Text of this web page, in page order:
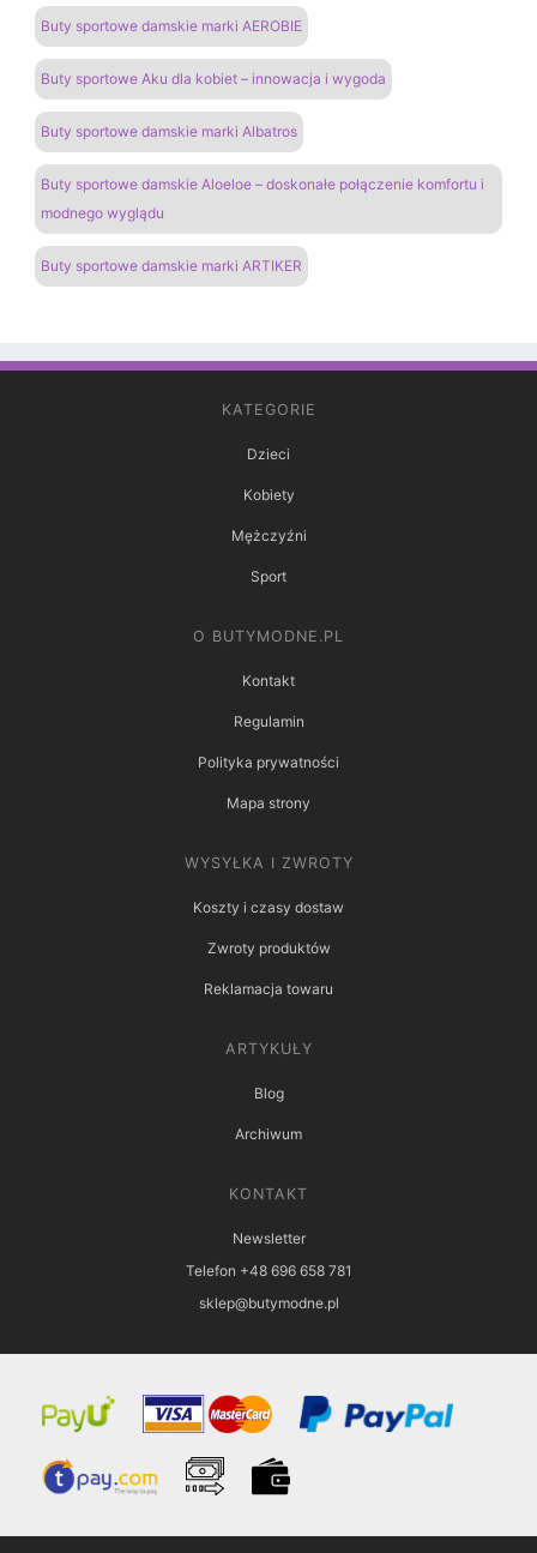
Buty sportowe damskie marki AEROBIE
Buty sportowe Aku dla kobiet – innowacja i wygoda
Buty sportowe damskie marki Albatros
Buty sportowe damskie Aloeloe – doskonałe połączenie komfortu i
modnego wyglądu
Buty sportowe damskie marki ARTIKER
KATEGORIE
Dzieci
Kobiety
Mężczyźni
Sport
O BUTYMODNE.PL
Kontakt
Regulamin
Polityka prywatności
Mapa strony
WYSYŁKA I ZWROTY
Koszty i czasy dostaw
Zwroty produktów
Reklamacja towaru
ARTYKUŁY
Blog
Archiwum
KONTAKT
Newsletter
Telefon +48 696 658 781
sklep@butymodne.pl